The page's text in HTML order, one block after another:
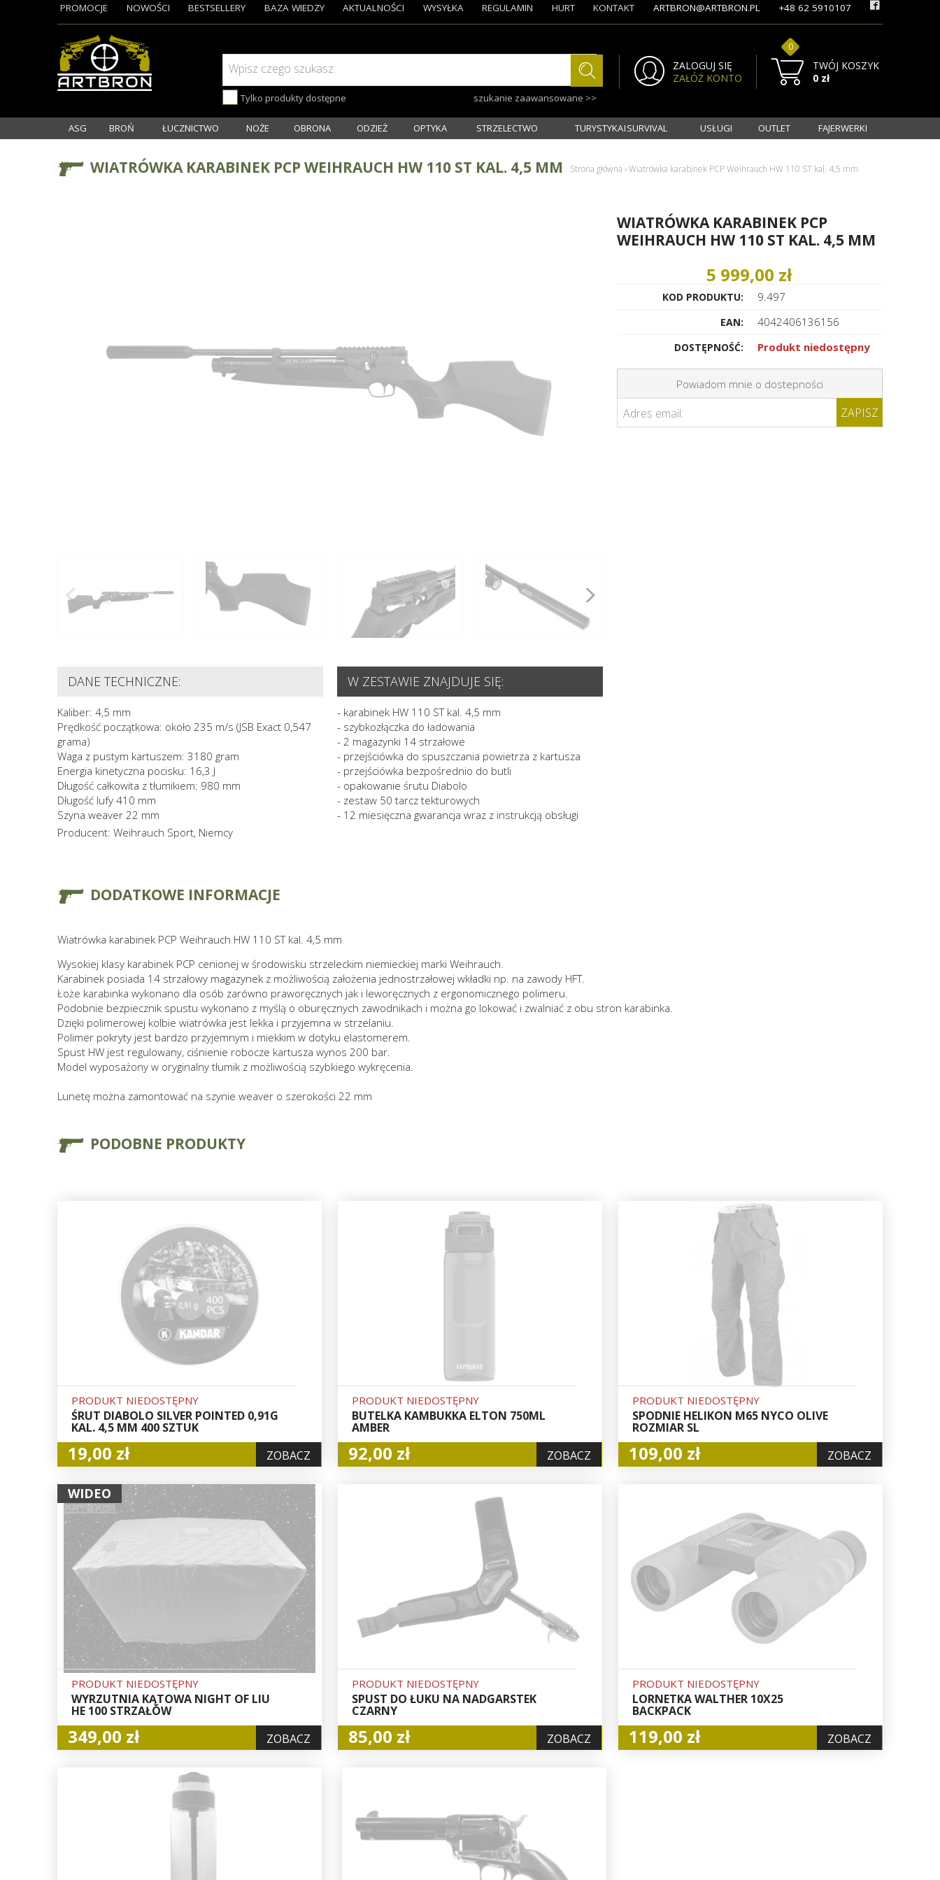
Wpisz czego szukasz:
Tylko produkty dostępne szukanie zaawansowane >>
ZALOGUJ SIĘ
ZAŁÓŻ KONTO
TWÓJ KOSZYK
0
0 zł
PROMOCJE NOWOŚCI BESTSELLERY BAZA WIEDZY AKTUALNOŚCI WYSYŁKA REGULAMIN HURT KONTAKT ARTBRON@ARTBRON.PL +48 62 5910107
ASG BROŃ ŁUCZNICTWO NOŻE OBRONA ODZIEŻ OPTYKA STRZELECTWO TURYSTYKA I SURVIVAL USŁUGI OUTLET FAJERWERKI
WIATRÓWKA KARABINEK PCP WEIHRAUCH HW 110 ST KAL. 4,5 MM Strona główna ›Wiatrówka karabinek PCP Weihrauch HW 110 ST kal. 4,5 mm
WIATRÓWKA KARABINEK PCP
WEIHRAUCH HW 110 ST KAL. 4,5 MM
5 999,00 zł
KOD PRODUKTU: 9.497
EAN: 4042406136156
DOSTĘPNOŚĆ: Produkt niedostępny
Powiadom mnie o dostepności
Adres email: ZAPISZ
DANE TECHNICZNE:
Kaliber: 4,5 mm
Prędkość początkowa: około 235 m/s (JSB Exact 0,547
grama)
Waga z pustym kartuszem: 3180 gram
Energia kinetyczna pocisku: 16,3 J
Długość całkowita z tłumikiem: 980 mm
Długość lufy 410 mm
Szyna weaver 22 mm
Producent: Weihrauch Sport, Niemcy
W ZESTAWIE ZNAJDUJE SIĘ:
- karabinek HW 110 ST kal. 4,5 mm
- szybkozłączka do ładowania
- 2 magazynki 14 strzałowe
- przejściówka do spuszczania powietrza z kartusza
- przejściówka bezpośrednio do butli
- opakowanie śrutu Diabolo
- zestaw 50 tarcz tekturowych
- 12 miesięczna gwarancja wraz z instrukcją obsługi
DODATKOWE INFORMACJE
Wiatrówka karabinek PCP Weihrauch HW 110 ST kal. 4,5 mm
Wysokiej klasy karabinek PCP cenionej w środowisku strzeleckim niemieckiej marki Weihrauch.
Karabinek posiada 14 strzałowy magazynek z możliwością założenia jednostrzałowej wkładki np. na zawody HFT.
Łoże karabinka wykonano dla osób zarówno praworęcznych jak i leworęcznych z ergonomicznego polimeru.
Podobnie bezpiecznik spustu wykonano z myślą o oburęcznych zawodnikach i można go lokować i zwalniać z obu stron karabinka.
Dzięki polimerowej kolbie wiatrówka jest lekka i przyjemna w strzelaniu.
Polimer pokryty jest bardzo przyjemnym i miekkim w dotyku elastomerem.
Spust HW jest regulowany, ciśnienie robocze kartusza wynos 200 bar.
Model wyposażony w oryginalny tłumik z możliwością szybkiego wykręcenia.
Lunetę można zamontować na szynie weaver o szerokości 22 mm
PODOBNE PRODUKTY
PRODUKT NIEDOSTĘPNY
ŚRUT DIABOLO SILVER POINTED 0,91G
KAL. 4,5 MM 400 SZTUK
19,00 zł ZOBACZ
PRODUKT NIEDOSTĘPNY
BUTELKA KAMBUKKA ELTON 750ML
AMBER
92,00 zł ZOBACZ
PRODUKT NIEDOSTĘPNY
SPODNIE HELIKON M65 NYCO OLIVE
ROZMIAR SL
109,00 zł ZOBACZ
WIDEO
PRODUKT NIEDOSTĘPNY
WYRZUTNIA KĄTOWA NIGHT OF LIU
HE 100 STRZAŁÓW
349,00 zł ZOBACZ
PRODUKT NIEDOSTĘPNY
SPUST DO ŁUKU NA NADGARSTEK
CZARNY
85,00 zł ZOBACZ
PRODUKT NIEDOSTĘPNY
LORNETKA WALTHER 10X25
BACKPACK
119,00 zł ZOBACZ